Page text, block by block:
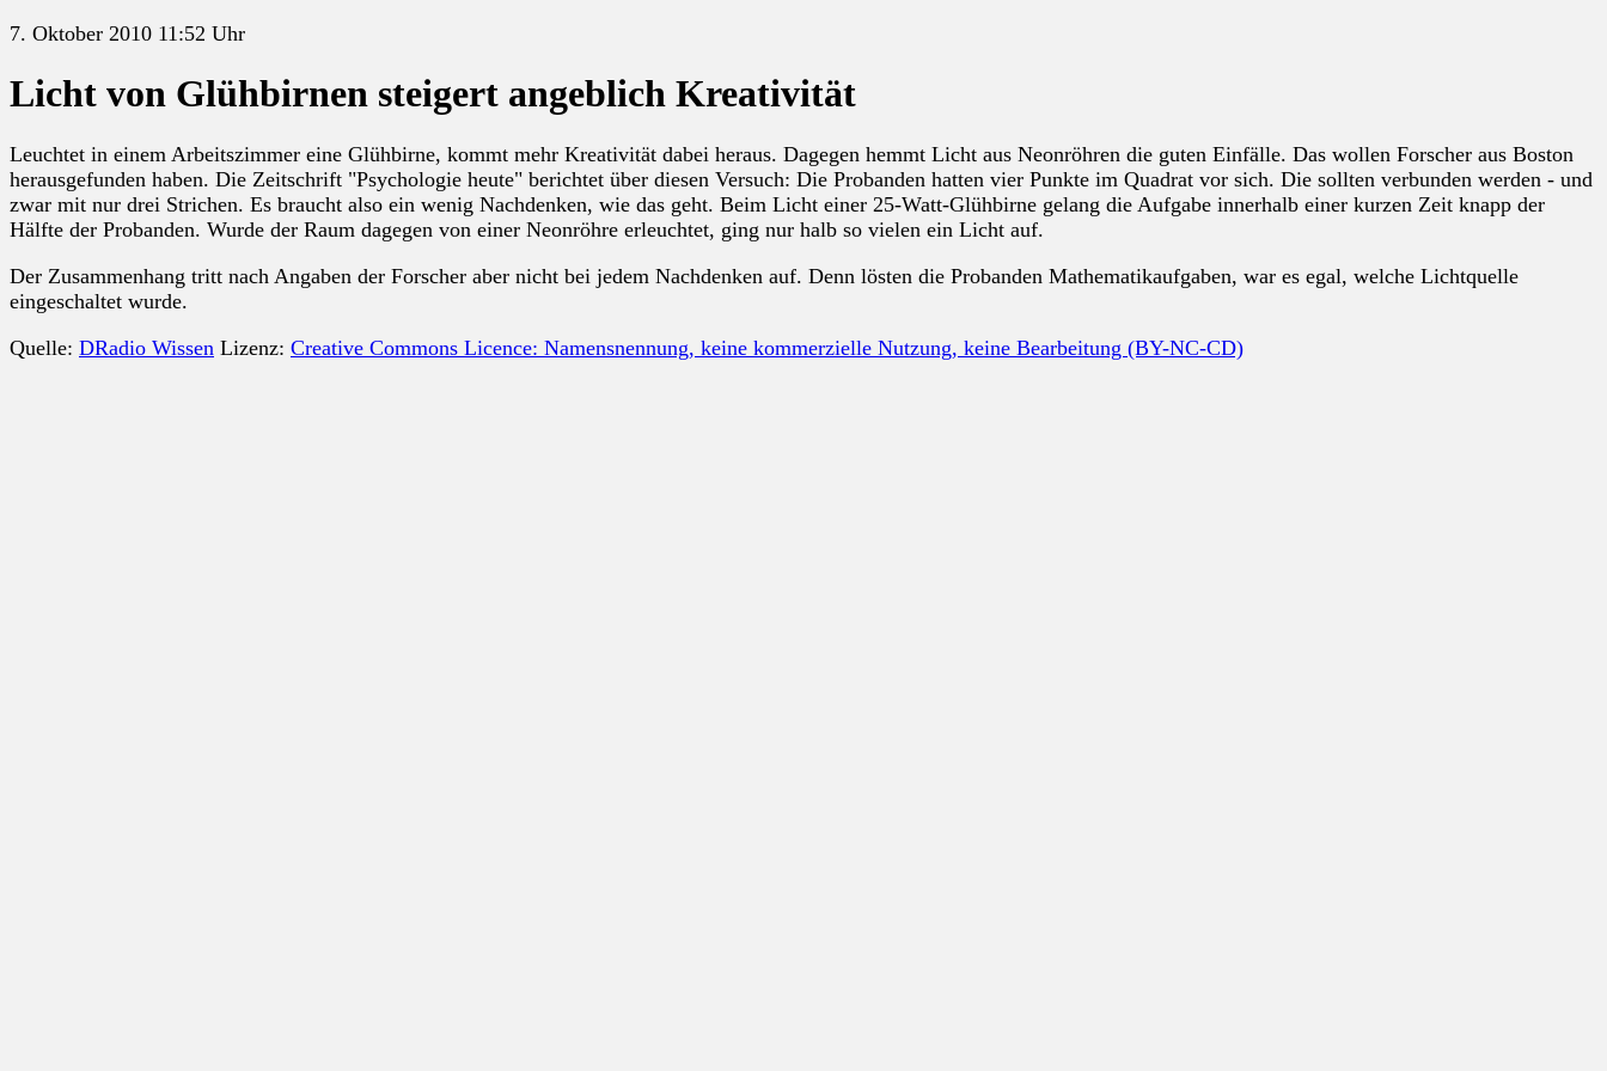
7. Oktober 2010 11:52 Uhr
Licht von Glühbirnen steigert angeblich Kreativität
Leuchtet in einem Arbeitszimmer eine Glühbirne, kommt mehr Kreativität dabei heraus. Dagegen hemmt Licht aus Neonröhren die guten Einfälle. Das wollen Forscher aus Boston
herausgefunden haben. Die Zeitschrift "Psychologie heute" berichtet über diesen Versuch: Die Probanden hatten vier Punkte im Quadrat vor sich. Die sollten verbunden werden - und
zwar mit nur drei Strichen. Es braucht also ein wenig Nachdenken, wie das geht. Beim Licht einer 25-Watt-Glühbirne gelang die Aufgabe innerhalb einer kurzen Zeit knapp der
Hälfte der Probanden. Wurde der Raum dagegen von einer Neonröhre erleuchtet, ging nur halb so vielen ein Licht auf.
Der Zusammenhang tritt nach Angaben der Forscher aber nicht bei jedem Nachdenken auf. Denn lösten die Probanden Mathematikaufgaben, war es egal, welche Lichtquelle
eingeschaltet wurde.
Quelle: DRadio Wissen Lizenz: Creative Commons Licence: Namensnennung, keine kommerzielle Nutzung, keine Bearbeitung (BY-NC-CD)